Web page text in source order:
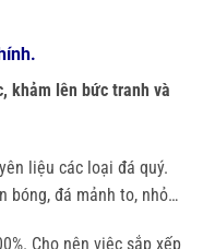
khảm lên bức tranh và
liệu các loại đá quý.
bóng, đá mảnh to, nhỏ…
Cho nên việc sắp xếp